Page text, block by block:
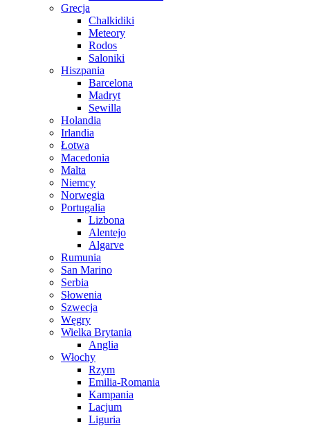
Grecja
Chalkidiki
Meteory
Rodos
Saloniki
Hiszpania
Barcelona
Madryt
Sewilla
Holandia
Irlandia
Łotwa
Macedonia
Malta
Niemcy
Norwegia
Portugalia
Lizbona
Alentejo
Algarve
Rumunia
San Marino
Serbia
Słowenia
Szwecja
Węgry
Wielka Brytania
Anglia
Włochy
Rzym
Emilia-Romania
Kampania
Lacjum
Liguria